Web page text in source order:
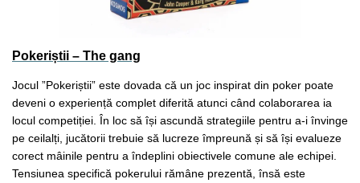
Pokeriștii – The gang
Jocul ”Pokeriștii” este dovada că un joc inspirat din poker poate
deveni o experiență complet diferită atunci când colaborarea ia
locul competiției. În loc să își ascundă strategiile pentru a-i învinge
pe ceilalți, jucătorii trebuie să lucreze împreună și să își evalueze
corect mâinile pentru a îndeplini obiectivele comune ale echipei.
Tensiunea specifică pokerului rămâne prezentă, însă este